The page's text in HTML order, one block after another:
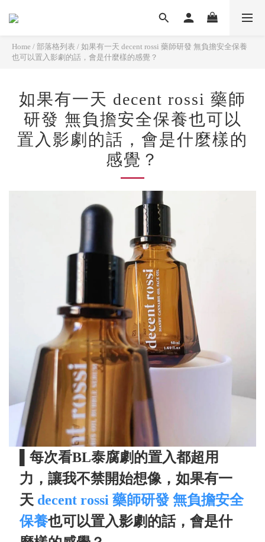
Home / 部落格列表 / 如果有一天 decent rossi 藥師研發 無負擔安全保養
也可以置入影劇的話，會是什麼樣的感覺？
如果有一天 decent rossi 藥師
研發 無負擔安全保養也可以
置入影劇的話，會是什麼樣的
感覺？
▌每次看BL泰腐劇的置入都超用
力，讓我不禁開始想像，如果有一
天 decent rossi 藥師研發 無負擔安全
保養也可以置入影劇的話，會是什